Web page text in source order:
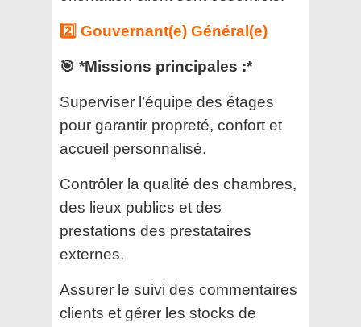
2️⃣ Gouvernant(e) Général(e)
🎯 *Missions principales :*
Superviser l’équipe des étages
pour garantir propreté, confort et
accueil personnalisé.
Contrôler la qualité des chambres,
des lieux publics et des
prestations des prestataires
externes.
Assurer le suivi des commentaires
clients et gérer les stocks de